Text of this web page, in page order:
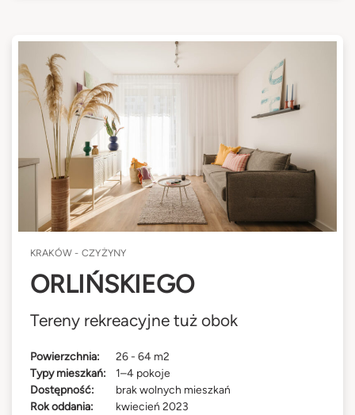
KRAKÓW - CZYŻYNY
ORLIŃSKIEGO
Tereny rekreacyjne tuż obok
Powierzchnia:
26 - 64 m2
Typy mieszkań:
1–4 pokoje
Dostępność:
brak wolnych mieszkań
Rok oddania:
kwiecień 2023